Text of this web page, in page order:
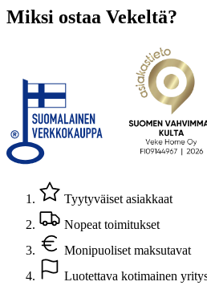
Miksi ostaa Vekeltä?
Tyytyväiset asiakkaat
Nopeat toimitukset
Monipuoliset maksutavat
Luotettava kotimainen